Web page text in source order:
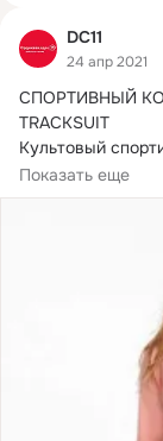
DC11
24 апр 2021
СПОРТИВНЫЙ
TRACKSUIT
Культовый
Tracksuit – уже
Показать еще